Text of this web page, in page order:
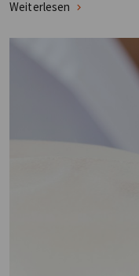
Weiterlesen